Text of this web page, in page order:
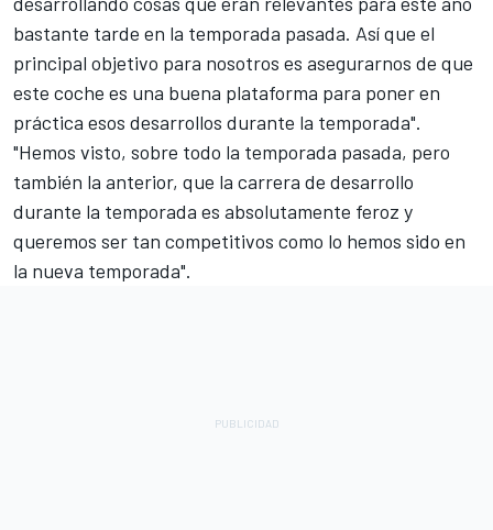
bastante tarde en la temporada pasada. Así que el
principal objetivo para nosotros es asegurarnos de que
este coche es una buena plataforma para poner en
práctica esos desarrollos durante la temporada".
"Hemos visto, sobre todo la temporada pasada, pero
también la anterior, que la carrera de desarrollo
durante la temporada es absolutamente feroz y
queremos ser tan competitivos como lo hemos sido en
la nueva temporada".